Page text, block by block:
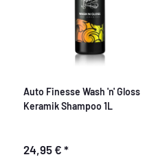
Auto Finesse Wash 'n' Gloss
Keramik Shampoo 1L
24,95 € *